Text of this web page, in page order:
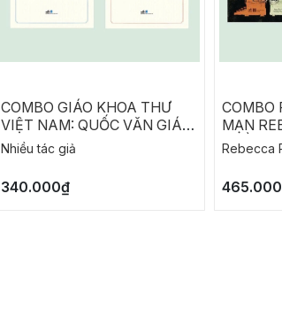
COMBO GIÁO KHOA THƯ
VIỆT NAM: QUỐC VĂN GIÁO
KHOA THƯ - LUÂN LÝ GIÁO
KHOA THƯ
Nhiều tác giả
340.000₫
COMBO
MẠN
THỀ
Rebecca